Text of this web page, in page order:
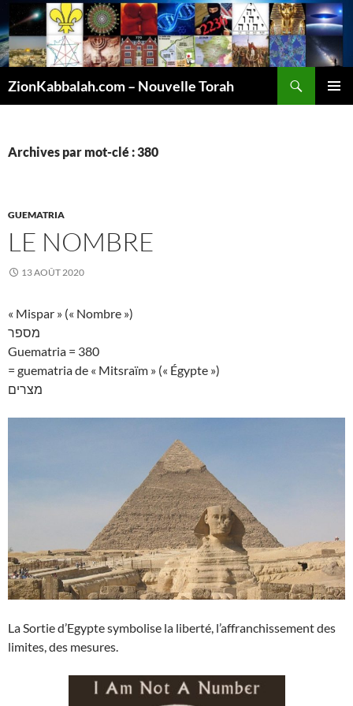
ZionKabbalah.com – Nouvelle Torah
Archives par mot-clé : 380
GUEMATRIA
LE NOMBRE
13 AOÛT 2020
« Mispar » (« Nombre »)
מספר
Guematria = 380
= guematria de « Mitsraïm » (« Égypte »)
מצרים
La Sortie d’Egypte symbolise la liberté, l’affranchissement des
limites, des mesures.